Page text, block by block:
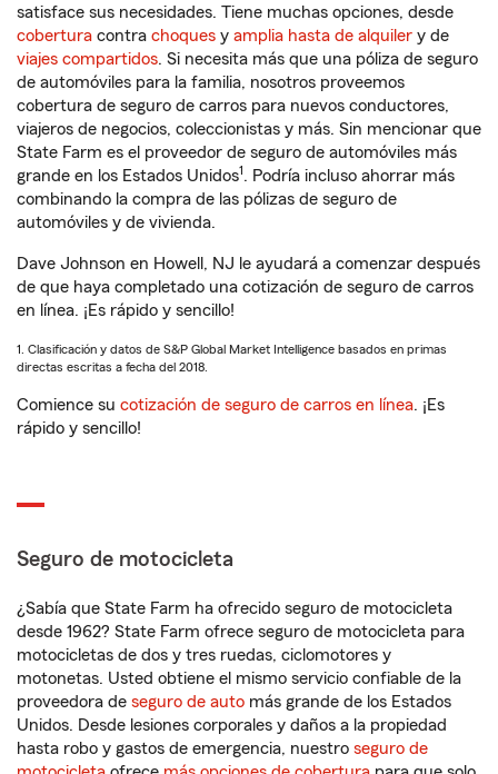
satisface sus necesidades. Tiene muchas opciones, desde
cobertura contra choques y amplia hasta de alquiler y de
viajes compartidos. Si necesita más que una póliza de seguro
de automóviles para la familia, nosotros proveemos
cobertura de seguro de carros para nuevos conductores,
viajeros de negocios, coleccionistas y más. Sin mencionar que
State Farm es el proveedor de seguro de automóviles más
grande en los Estados Unidos1. Podría incluso ahorrar más
combinando la compra de las pólizas de seguro de
automóviles y de vivienda.
Dave Johnson en Howell, NJ le ayudará a comenzar después
de que haya completado una cotización de seguro de carros
en línea. ¡Es rápido y sencillo!
1. Clasificación y datos de S&P Global Market Intelligence basados en primas
directas escritas a fecha del 2018.
Comience su cotización de seguro de carros en línea. ¡Es
rápido y sencillo!
Seguro de motocicleta
¿Sabía que State Farm ha ofrecido seguro de motocicleta
desde 1962? State Farm ofrece seguro de motocicleta para
motocicletas de dos y tres ruedas, ciclomotores y
motonetas. Usted obtiene el mismo servicio confiable de la
proveedora de seguro de auto más grande de los Estados
Unidos. Desde lesiones corporales y daños a la propiedad
hasta robo y gastos de emergencia, nuestro seguro de